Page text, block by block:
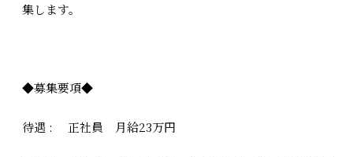
集します。
◆募集要項◆
待遇 : 正社員 月給23万円